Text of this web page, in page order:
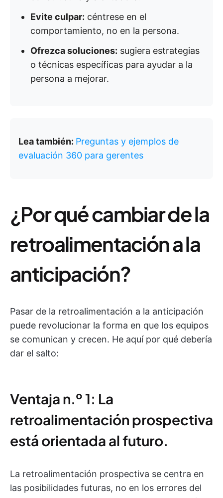
Evite culpar: céntrese en el
comportamiento, no en la persona.
Ofrezca soluciones: sugiera estrategias
o técnicas específicas para ayudar a la
persona a mejorar.
Lea también: Preguntas y ejemplos de
evaluación 360 para gerentes
¿Por qué cambiar de la
retroalimentación a la
anticipación?
Pasar de la retroalimentación a la anticipación
puede revolucionar la forma en que los equipos
se comunican y crecen. He aquí por qué debería
dar el salto:
Ventaja n.º 1: La
retroalimentación prospectiva
está orientada al futuro.
La retroalimentación prospectiva se centra en
las posibilidades futuras, no en los errores del